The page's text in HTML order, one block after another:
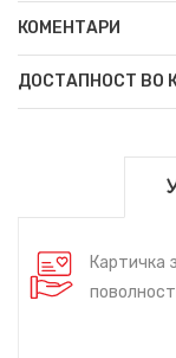
КОМЕНТАРИ
ДОСТАПНОСТ ВО
Картичка